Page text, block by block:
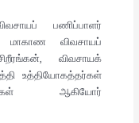
பணிப்பாளர்
மாகாண விவசாயப்
விவசாயக்
உத்தியோகத்தர்கள்
ஆகியோர்